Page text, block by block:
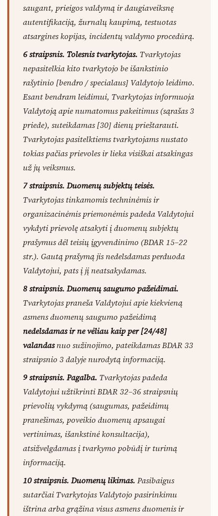
saugant, prieigos valdymą ir daugiaveiksnę
autentifikaciją, žurnalų kaupimą, testuotas
atsargines kopijas, incidentų valdymo procedūrą.
6 straipsnis. Tolesnis tvarkytojas. Tvarkytojas
nepasitelkia kito tvarkytojo be išankstinio
rašytinio [bendro / specialaus] Valdytojo leidimo.
Esant bendram leidimui, Tvarkytojas informuoja
Valdytoją apie numatomus pakeitimus (sąrašas 3
priede), suteikdamas [30] dienų prieštarauti.
Tvarkytojas pasitelktiems tvarkytojams nustato
tokias pačias prievoles ir lieka visiškai atsakingas
už jų veiksmus.
7 straipsnis. Duomenų subjektų teisės.
Tvarkytojas tinkamomis techninėmis ir
organizacinėmis priemonėmis padeda Valdytojui
vykdyti prievolę atsakyti į duomenų subjektų
prašymus dėl teisių įgyvendinimo (BDAR 15–22
str.). Gautą prašymą jis nedelsdamas perduoda
Valdytojui, pats į jį neatsakydamas.
8 straipsnis. Duomenų saugumo pažeidimai.
Tvarkytojas praneša Valdytojui apie kiekvieną
asmens duomenų saugumo pažeidimą
nedelsdamas ir ne vėliau kaip per [24/48]
valandasnuo sužinojimo, pateikdamas BDAR 33
straipsnio 3 dalyje nurodytą informaciją.
9 straipsnis. Pagalba. Tvarkytojas padeda
Valdytojui užtikrinti BDAR 32–36 straipsnių
prievolių vykdymą (saugumas, pažeidimų
pranešimas, poveikio duomenų apsaugai
vertinimas, išankstinė konsultacija),
atsižvelgdamas į tvarkymo pobūdį ir turimą
informaciją.
10 straipsnis. Duomenų likimas. Pasibaigus
sutarčiai Tvarkytojas Valdytojo pasirinkimu
ištrina arba grąžina visus asmens duomenis ir